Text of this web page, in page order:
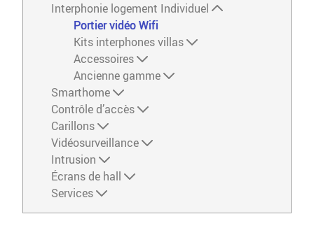
Interphonie logement Individuel
Portier vidéo Wifi
Kits interphones villas
Accessoires
Ancienne gamme
Smarthome
Contrôle d’accès
Carillons
Vidéosurveillance
Intrusion
Écrans de hall
Services